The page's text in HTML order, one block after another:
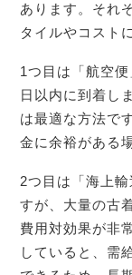
あります。それ
タイルやコスト
1つ目は「航空
日以内に到着し
は最適な方法で
金に余裕がある
2つ目は「海上
すが、大量の古
費用対効果が非
していると、需